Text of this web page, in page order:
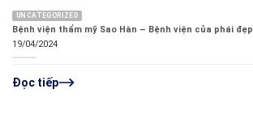
UNCATEGORIZED
Bệnh viện thẩm mỹ Sao Hàn – Bệnh viện của phái đẹp
19/04/2024
Đọc tiếp